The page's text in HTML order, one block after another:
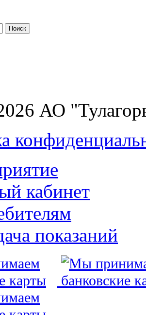
АО
кабинет
показаний